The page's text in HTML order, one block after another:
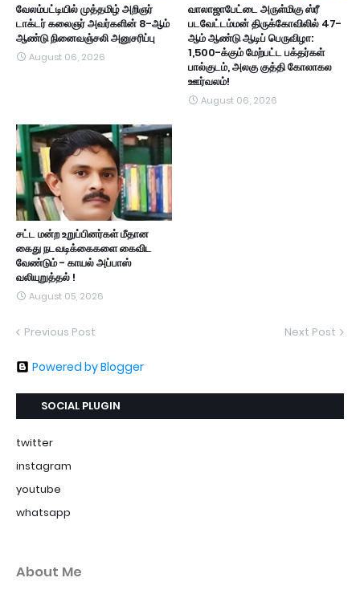
வேலம்பட்டியில் முத்தமிழ் அறிஞர்
டாக்டர் கலைஞர் அவர்களின் 8-ஆம்
ஆண்டு நினைவஞ்சலி அனுசரிப்பு
August 06, 2026
வாலாஜாபேட்டை அருள்மிகு ஸ்ரீ
படவேட்டம்மன் திருக்கோவிலில் 47-
ஆம் ஆண்டு ஆடிப் பெருவிழா:
1,500-க்கும் மேற்பட்ட பக்தர்கள்
பால்குடம், அலகு குத்தி கோலாகல
ஊர்வலம்!
August 06, 2026
சட்ட மன்ற உறுப்பினர்கள் மீதான
கைது நடவடிக்கைகளை கைவிட
வேண்டும் - காயல் அப்பாஸ்
வலியுறுத்தல் !
August 05, 2026
Previous Post Next Post
Powered by Blogger
SOCIAL PLUGIN
twitter
instagram
youtube
whatsapp
About Me